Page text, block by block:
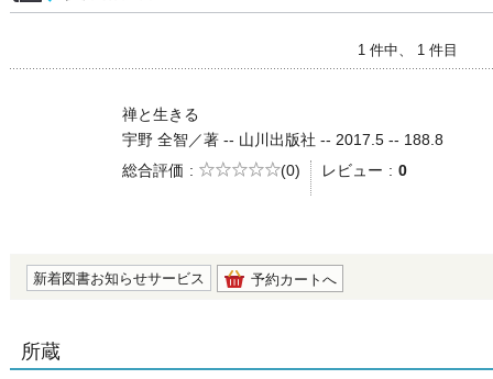
1 件中、 1 件目
禅と生きる
宇野 全智／著 -- 山川出版社 -- 2017.5 -- 188.8
総合評価
5段階評価
(0) レビュー 0
新着図書お知らせサービス 予約カートへ
所蔵